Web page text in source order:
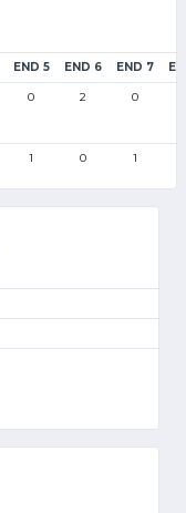
END 5 END 6 END 7
0 2 0
1 0 1